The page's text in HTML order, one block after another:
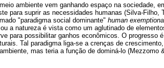
ambiente vem ganhando espaço na sociedade,
para suprir as necessidades humanas (Silva-Filho,
"paradigma social dominante" human
a natureza é vista como um aglutinado de
para possibilitar ganhos econômicos. O progresso
Tal paradigma liga-se a crenças de
mas teria a função de dominá-lo (Mezzomo